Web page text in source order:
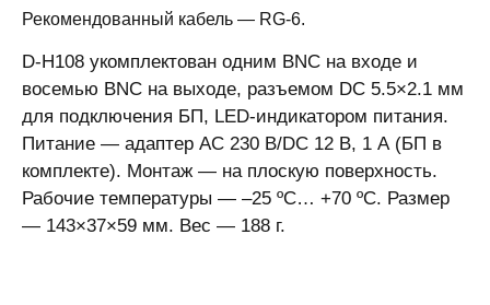
Рекомендованный кабель — RG-6.
D-H108 укомплектован одним BNC на входе и
восемью BNC на выходе, разъемом DC 5.5×2.1 мм
для подключения БП, LED-индикатором питания.
Питание — адаптер АС 230 В/DC 12 В, 1 А (БП в
комплекте). Монтаж — на плоскую поверхность.
Рабочие температуры — –25 ºС… +70 ºС. Размер
— 143×37×59 мм. Вес — 188 г.